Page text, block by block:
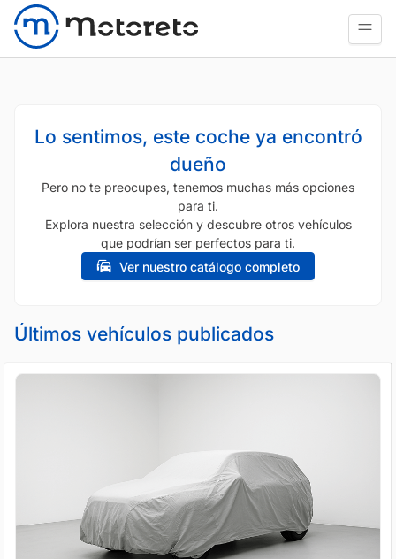
Lo sentimos, este coche ya encontró
dueño
Pero no te preocupes, tenemos muchas más opciones
para ti.
Explora nuestra selección y descubre otros vehículos
que podrían ser perfectos para ti.
Ver nuestro catálogo completo
Últimos vehículos publicados